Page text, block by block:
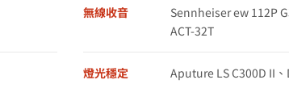
無線收音
Sennheiser ew 112P
ACT-32T
燈光穩定 Aputure LS C300D II